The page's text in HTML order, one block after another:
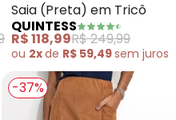
Saia (Preta) em Tricô
QUINTESS
R$ 118,99R$ 249,99
ou 2xde R$ 59,49sem juros
-37%